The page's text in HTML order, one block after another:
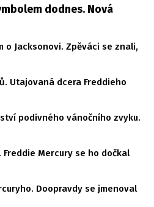
dodnes. Nová
o Jacksonovi. Zpěváci se znali,
Utajovaná dcera Freddieho
podivného vánočního zvyku.
Mercury se ho dočkal
Doopravdy se jmenoval